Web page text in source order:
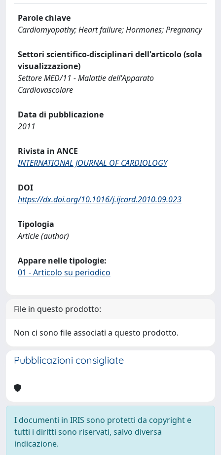
Parole chiave
Cardiomyopathy; Heart failure; Hormones; Pregnancy
Settori scientifico-disciplinari dell'articolo (sola
visualizzazione)
Settore MED/11 - Malattie dell'Apparato
Cardiovascolare
Data di pubblicazione
2011
Rivista in ANCE
INTERNATIONAL JOURNAL OF CARDIOLOGY
DOI
https://dx.doi.org/10.1016/j.ijcard.2010.09.023
Tipologia
Article (author)
Appare nelle tipologie:
01 - Articolo su periodico
File in questo prodotto:
Non ci sono file associati a questo prodotto.
Pubblicazioni consigliate
I documenti in IRIS sono protetti da copyright e
tutti i diritti sono riservati, salvo diversa
indicazione.